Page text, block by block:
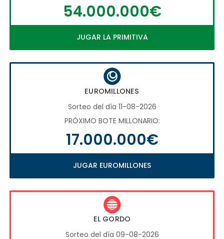
54.000.000€
JUGAR LA PRIMITIVA
EUROMILLONES
Sorteo del día 11-08-2026
PRÓXIMO BOTE MILLONARIO:
17.000.000€
JUGAR EUROMILLONES
EL GORDO
Sorteo del día 09-08-2026